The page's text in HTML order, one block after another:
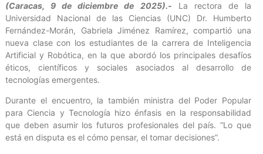
(Caracas, 9 de diciembre de 2025).- La rectora de la
Universidad Nacional de las Ciencias (UNC) Dr. Humberto
Fernández-Morán, Gabriela Jiménez Ramírez, compartió una
nueva clase con los estudiantes de la carrera de Inteligencia
Artificial y Robótica, en la que abordó los principales desafíos
éticos, científicos y sociales asociados al desarrollo de
tecnologías emergentes.
Durante el encuentro, la también ministra del Poder Popular
para Ciencia y Tecnología hizo énfasis en la responsabilidad
que deben asumir los futuros profesionales del país. “Lo que
está en disputa es el cómo pensar, el tomar decisiones”.